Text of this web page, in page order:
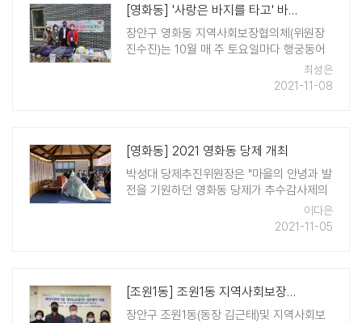
[영화동] '사랑은 바지를 타고' 바자회 열어
장안구 영화동 지역사회보장협의체(위원장
진수진)는 10월 매 주 토요일마다 행궁동어
울림센터 앞에서 복지기금 마련을 위한 '사
랑은 바지를 타고' 바자회를 진행했다고 밝
최성은
2021-11-08
[영화동] 2021 영화동 당제 개최
박성대 당제추진위원장은 "마을의 안녕과 발
전을 기원하던 영화동 당제가 추수감사제의
의미를 더해 마을 주요 축제로 발전했다"며
"앞으로도 당제의 전통을 잘 이어나가 역사
이다은
2021-11-05
[조원1동] 조원1동 지역사회보장협의체, 예비사회적기업 제이(J)소방(주) ..
장안구 조원1동(동장 김근태)및 지역사회보